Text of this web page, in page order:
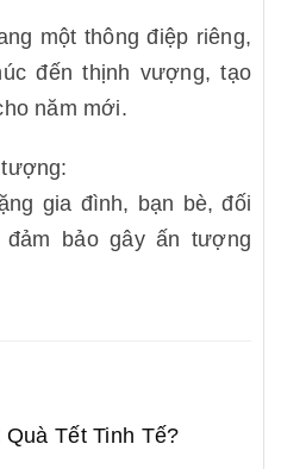
một thông điệp riêng,
đến thịnh vượng, tạo
năm mới.
gia đình, bạn bè, đối
đảm bảo gây ấn tượng
Tết Tinh Tế?